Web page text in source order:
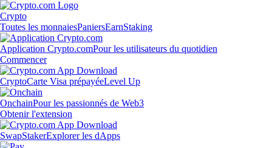
Crypto
Toutes les monnaiesPaniersEarnStaking
Application Crypto.comPour les utilisateurs du quotidien
Commencer
CryptoCarte Visa prépayéeLevel Up
OnchainPour les passionnés de Web3
Obtenir l'extension
SwapStakerExplorer les dApps